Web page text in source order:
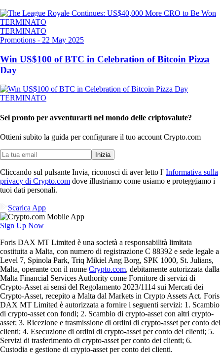
TERMINATO
TERMINATO
Promotions - 22 May 2025
Win US$100 of BTC in Celebration of Bitcoin Pizza
Day
TERMINATO
Sei pronto per avventurarti nel mondo delle criptovalute?
Ottieni subito la guida per configurare il tuo account Crypto.com
Inizia
Cliccando sul pulsante Invia, riconosci di aver letto l' Informativa sulla
privacy di Crypto.com dove illustriamo come usiamo e proteggiamo i
tuoi dati personali.
Scarica App
Sign Up Now
Foris DAX MT Limited è una società a responsabilità limitata
costituita a Malta, con numero di registrazione C 88392 e sede legale a
Level 7, Spinola Park, Triq Mikiel Ang Borg, SPK 1000, St. Julians,
Malta, operante con il nome Crypto.com, debitamente autorizzata dalla
Malta Financial Services Authority come Fornitore di servizi di
Crypto-Asset ai sensi del Regolamento 2023/1114 sui Mercati dei
Crypto-Asset, recepito a Malta dal Markets in Crypto Assets Act. Foris
DAX MT Limited è autorizzata a fornire i seguenti servizi: 1. Scambio
di crypto-asset con fondi; 2. Scambio di crypto-asset con altri crypto-
asset; 3. Ricezione e trasmissione di ordini di crypto-asset per conto dei
clienti; 4. Esecuzione di ordini di crypto-asset per conto dei clienti; 5.
Servizi di trasferimento di crypto-asset per conto dei clienti; 6.
Custodia e gestione di crypto-asset per conto dei clienti.